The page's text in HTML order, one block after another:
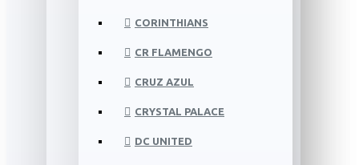
CORINTHIANS
CR FLAMENGO
CRUZ AZUL
CRYSTAL PALACE
DC UNITED